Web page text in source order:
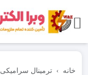
خانه
ترمینال سرامیکی